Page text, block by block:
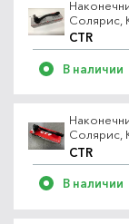
Солярис,
CTR
В наличии
Солярис,
CTR
В наличии